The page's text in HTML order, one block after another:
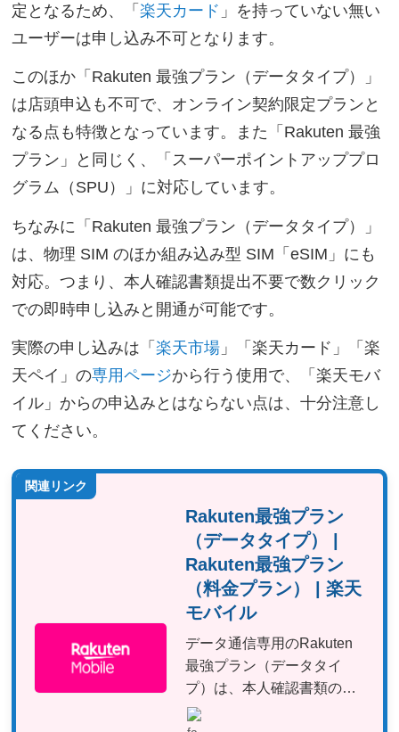
定となるため、「楽天カード 」を持っていない無い
ユーザーは申し込み不可となります。
このほか「Rakuten 最強プラン（データタイプ）」
は店頭申込も不可で、オンライン契約限定プランと
なる点も特徴となっています。また「Rakuten 最強
プラン」と同じく、「スーパーポイントアッププロ
グラム（SPU）」に対応しています。
ちなみに「Rakuten 最強プラン（データタイプ）」
は、物理 SIM のほか組み込み型 SIM「eSIM」にも
対応。つまり、本人確認書類提出不要で数クリック
での即時申し込みと開通が可能です。
実際の申し込みは「楽天市場 」「楽天カード」「楽
天ペイ」の専用ページから行う使用で、「楽天モバ
イル」からの申込みとはならない点は、十分注意し
てください。
関連リンク
Rakuten最強プラン
（データタイプ） |
Rakuten最強プラン
（料金プラン） | 楽天
モバイル
データ通信専用のRakuten
最強プラン（データタイ
プ）は、本人確認書類の提
出が不要！日本全国の通